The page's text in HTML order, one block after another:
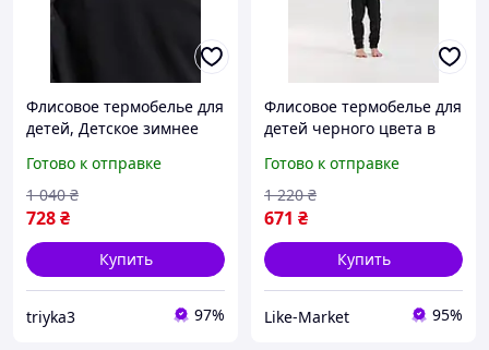
Флисовое термобелье для
детей, Детское зимнее
Готово к отправке
728₴
1 040 ₴
Купить
triyka3 97%
Флисовое термобелье для
детей черного цвета в
для девочек и мальчиков
LikeM
Готово к отправке
671 ₴
1 220 ₴
Купить
Like-Market 95%